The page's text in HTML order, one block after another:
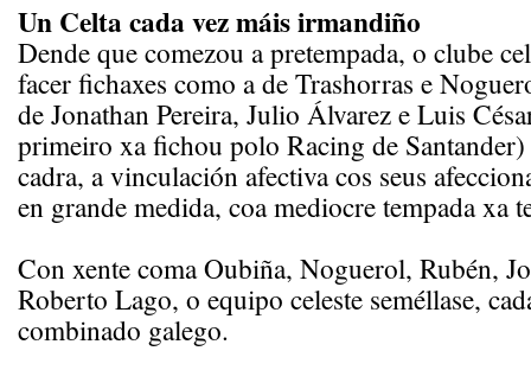
Un Celta cada vez máis irmandiño
Dende que comezou a pretempada, o clube
facer fichaxes como a de Trashorras e
de Jonathan Pereira, Julio Álvarez e Luis
primeiro xa fichou polo Racing de Santander)
cadra, a vinculación afectiva cos seus
en grande medida, coa mediocre tempada xa
Con xente coma Oubiña, Noguerol, Rubén,
Roberto Lago, o equipo celeste seméllase,
combinado galego.